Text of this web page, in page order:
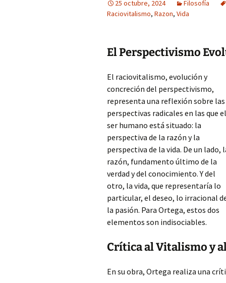
25 octubre, 2024 Filosofía
Raciovitalismo, Razon, Vida
El Perspectivismo
El raciovitalismo, evolución y
concreción del perspectivismo,
representa una reflexión sobre las
perspectivas radicales en las que el
ser humano está situado: la
perspectiva de la razón y la
perspectiva de la vida. De un lado,
razón, fundamento último de la
verdad y del conocimiento. Y del
otro, la vida, que representaría lo
particular, el deseo, lo irracional
la pasión. Para Ortega, estos dos
elementos son indisociables.
Crítica al Vitalismo y
En su obra, Ortega realiza una